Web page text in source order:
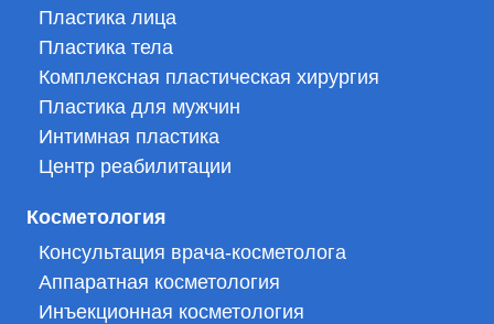
Пластика лица
Пластика тела
Комплексная пластическая хирургия
Пластика для мужчин
Интимная пластика
Центр реабилитации
Косметология
Консультация врача-косметолога
Аппаратная косметология
Инъекционная косметология